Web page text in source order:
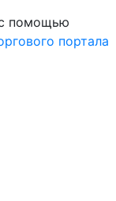
помощью
портала